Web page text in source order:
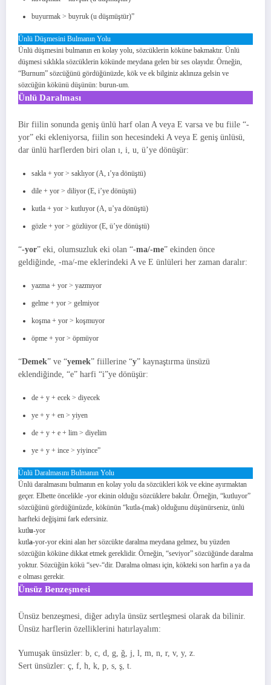
buyurmak > buyruk (u düşmüştür)”
Ünlü Düşmesini Bulmanın Yolu
Ünlü düşmesini bulmanın en kolay yolu, sözcüklerin köküne bakmaktır. Ünlü
düşmesi sıklıkla sözcüklerin kökünde meydana gelen bir ses olayıdır. Örneğin,
“Burnum” sözcüğünü gördüğünüzde, kök ve ek bilginiz aklınıza gelsin ve
sözcüğün kökünü düşünün: burun-um.
Ünlü Daralması
Bir fiilin sonunda geniş ünlü harf olan A veya E varsa ve bu fiile “-
yor” eki ekleniyorsa, fiilin son hecesindeki A veya E geniş ünlüsü,
dar ünlü harflerden biri olan ı, i, u, ü’ye dönüşür:
sakla + yor > saklıyor (A, ı’ya dönüştü)
dile + yor > diliyor (E, i’ye dönüştü)
kutla + yor > kutluyor (A, u’ya dönüştü)
gözle + yor > gözlüyor (E, ü’ye dönüştü)
“-yor” eki, olumsuzluk eki olan “-ma/-me” ekinden önce
geldiğinde, -ma/-me eklerindeki A ve E ünlüleri her zaman daralır:
yazma + yor > yazmıyor
gelme + yor > gelmiyor
koşma + yor > koşmuyor
öpme + yor > öpmüyor
“Demek” ve “yemek” fiillerine “y” kaynaştırma ünsüzü
eklendiğinde, “e” harfi “i”ye dönüşür:
de + y + ecek > diyecek
ye + y + en > yiyen
de + y + e + lim > diyelim
ye + y + ince > yiyince”
Ünlü Daralmasını Bulmanın Yolu
Ünlü daralmasını bulmanın en kolay yolu da sözcükleri kök ve ekine ayırmaktan
geçer. Elbette öncelikle -yor ekinin olduğu sözcüklere bakılır. Örneğin, “kutluyor”
sözcüğünü gördüğünüzde, kökünün “kutla-(mak) olduğunu düşünürseniz, ünlü
harfteki değişimi fark edersiniz.
kutlu-yor
kutla-yor-yor ekini alan her sözcükte daralma meydana gelmez, bu yüzden
sözcüğün köküne dikkat etmek gereklidir. Örneğin, “seviyor” sözcüğünde daralma
yoktur. Sözcüğün kökü “sev-“dir. Daralma olması için, kökteki son harfin a ya da
e olması gerekir.
Ünsüz Benzeşmesi
Ünsüz benzeşmesi, diğer adıyla ünsüz sertleşmesi olarak da bilinir.
Ünsüz harflerin özelliklerini hatırlayalım:
Yumuşak ünsüzler: b, c, d, g, ğ, j, l, m, n, r, v, y, z.
Sert ünsüzler: ç, f, h, k, p, s, ş, t.